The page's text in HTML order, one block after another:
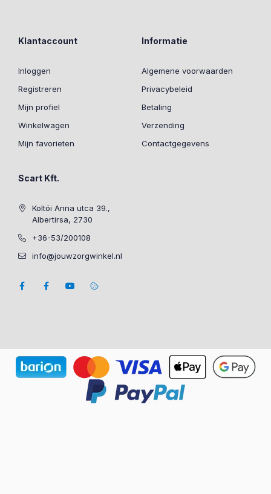
Klantaccount
Inloggen
Registreren
Mijn profiel
Winkelwagen
Mijn favorieten
Informatie
Algemene voorwaarden
Privacybeleid
Betaling
Verzending
Contactgegevens
Scart Kft.
Koltói Anna utca 39.,
Albertirsa, 2730
+36-53/200108
info@jouwzorgwinkel.nl